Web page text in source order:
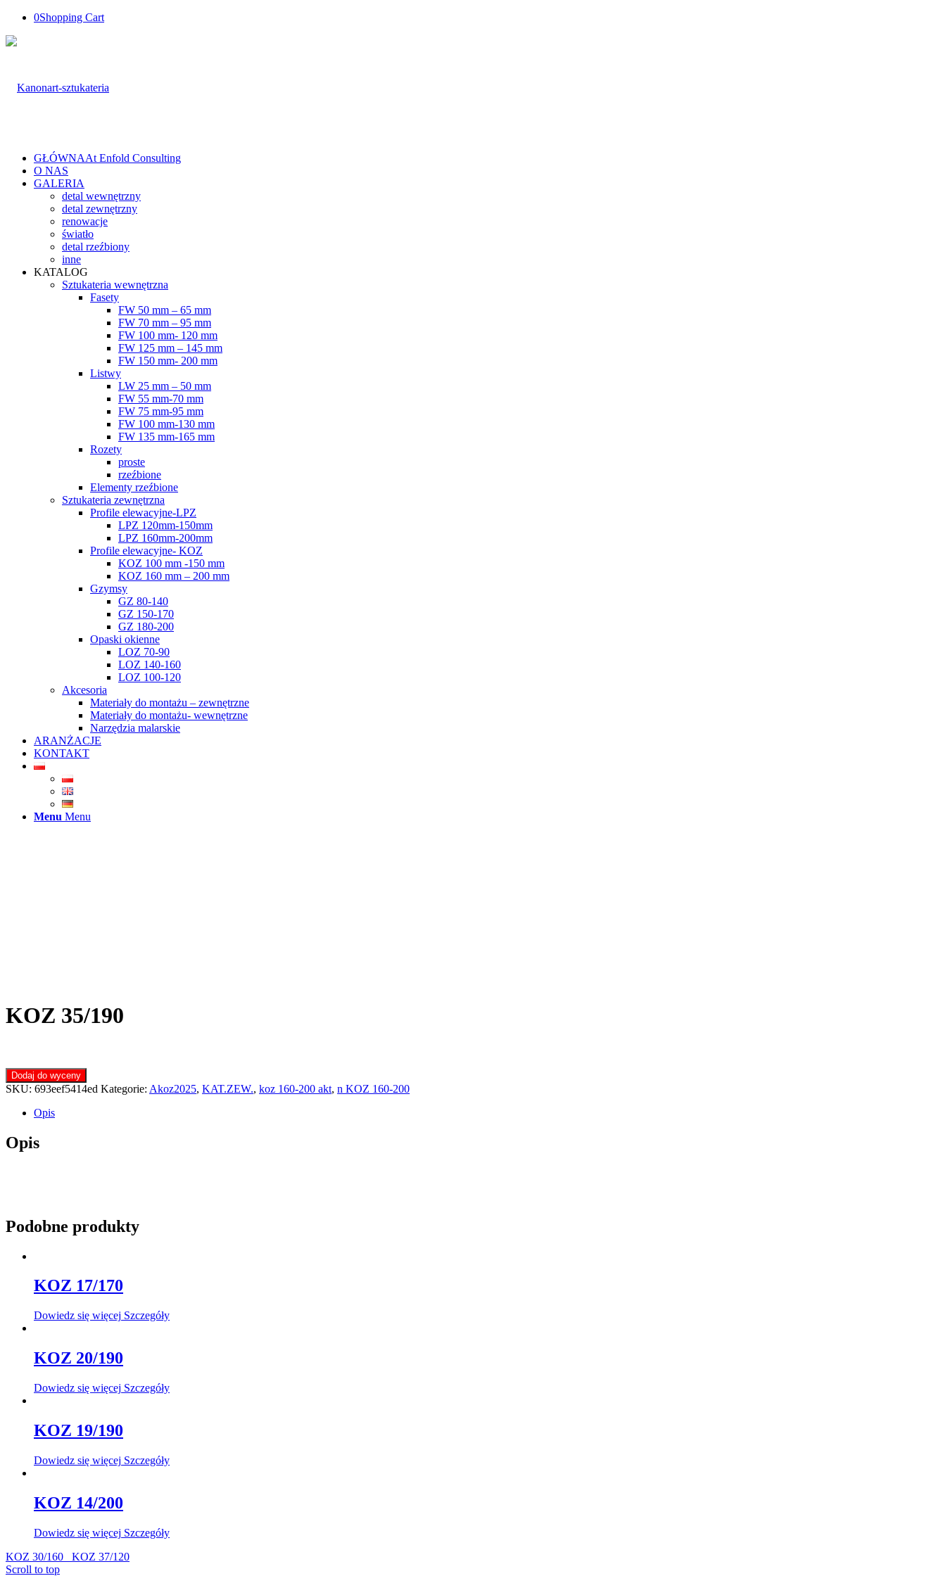
0Shopping Cart
GŁÓWNAAt Enfold Consulting
O NAS
GALERIA
detal wewnętrzny
detal zewnętrzny
renowacje
światło
detal rzeźbiony
inne
KATALOG
Sztukateria wewnętrzna
Fasety
FW 50 mm – 65 mm
FW 70 mm – 95 mm
FW 100 mm- 120 mm
FW 125 mm – 145 mm
FW 150 mm- 200 mm
Listwy
LW 25 mm – 50 mm
FW 55 mm-70 mm
FW 75 mm-95 mm
FW 100 mm-130 mm
FW 135 mm-165 mm
Rozety
proste
rzeźbione
Elementy rzeźbione
Sztukateria zewnętrzna
Profile elewacyjne-LPZ
LPZ 120mm-150mm
LPZ 160mm-200mm
Profile elewacyjne- KOZ
KOZ 100 mm -150 mm
KOZ 160 mm – 200 mm
Gzymsy
GZ 80-140
GZ 150-170
GZ 180-200
Opaski okienne
LOZ 70-90
LOZ 140-160
LOZ 100-120
Akcesoria
Materiały do montażu – zewnętrzne
Materiały do montażu- wewnętrzne
Narzędzia malarskie
ARANŻACJE
KONTAKT
Menu Menu
KOZ 35/190
Dodaj do wyceny
SKU: 693eef5414ed Kategorie: Akoz2025, KAT.ZEW., koz 160-200 akt, n KOZ 160-200
Opis
Opis
Podobne produkty
KOZ 17/170
Dowiedz się więcej Szczegóły
KOZ 20/190
Dowiedz się więcej Szczegóły
KOZ 19/190
Dowiedz się więcej Szczegóły
KOZ 14/200
Dowiedz się więcej Szczegóły
KOZ 30/160
KOZ 37/120
Scroll to top